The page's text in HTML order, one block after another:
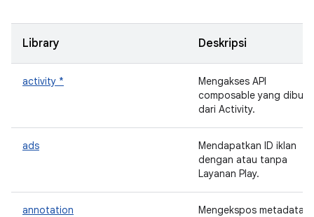
Library Deskripsi
activity *
Mengakses API
composable yang dibuat
dari Activity.
ads
Mendapatkan ID iklan
dengan atau tanpa
Layanan Play.
annotation
Mengekspos metadata